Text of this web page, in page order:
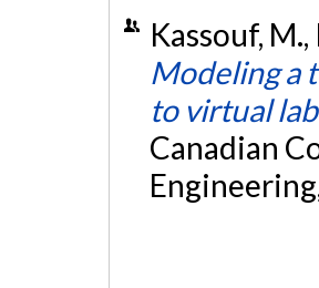
Kassouf,
Modeling a
to virtual
Canadian